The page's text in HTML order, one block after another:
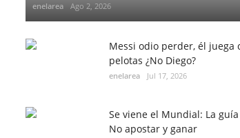
enelarea Ago 2, 2026
Messi odio perder, él juega
pelotas ¿No Diego?
enelarea Jul 17, 2026
Se viene el Mundial: La
No apostar y ganar